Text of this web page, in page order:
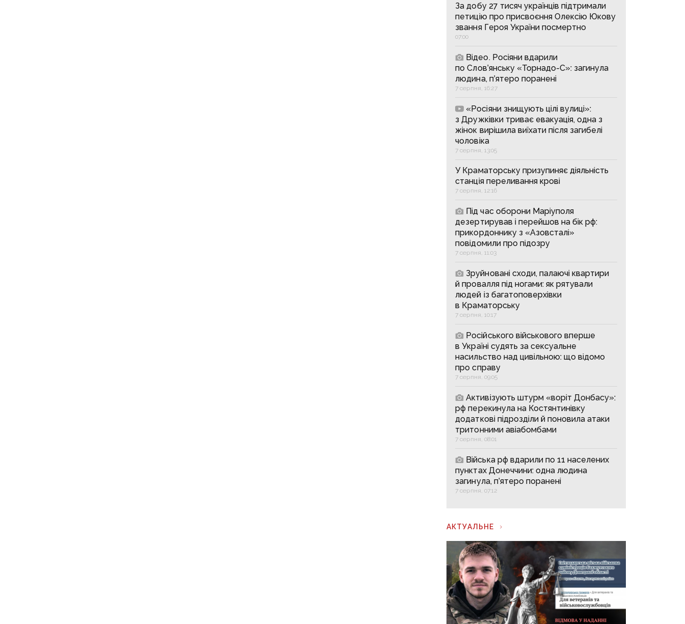
За добу 27 тисяч українців підтримали
петицію про присвоєння Олексію Юкову
звання Героя України посмертно
07:00
Відео. Росіяни вдарили
по Слов’янську «Торнадо-С»: загинула
людина, п’ятеро поранені
7 серпня, 16:27
«Росіяни знищують цілі вулиці»:
з Дружківки триває евакуація, одна з
жінок вирішила виїхати після загибелі
чоловіка
7 серпня, 13:05
У Краматорську призупиняє діяльність
станція переливання крові
7 серпня, 12:16
Під час оборони Маріуполя
дезертирував і перейшов на бік рф:
прикордоннику з «Азовсталі»
повідомили про підозру
7 серпня, 11:03
Зруйновані сходи, палаючі квартири
й провалля під ногами: як рятували
людей із багатоповерхівки
в Краматорську
7 серпня, 10:17
Російського військового вперше
в Україні судять за сексуальне
насильство над цивільною: що відомо
про справу
7 серпня, 09:05
Активізують штурм «воріт Донбасу»:
рф перекинула на Костянтинівку
додаткові підрозділи й поновила атаки
тритонними авіабомбами
7 серпня, 08:01
Війська рф вдарили по 11 населених
пунктах Донеччини: одна людина
загинула, п’ятеро поранені
7 серпня, 07:12
АКТУАЛЬНЕ